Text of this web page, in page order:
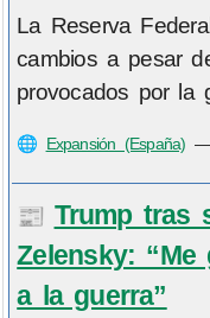
La Reserva
cambios a pesar
provocados por la
🌐 Expansión (España) —
📰 Trump tras
Zelensky:
a la guerra”